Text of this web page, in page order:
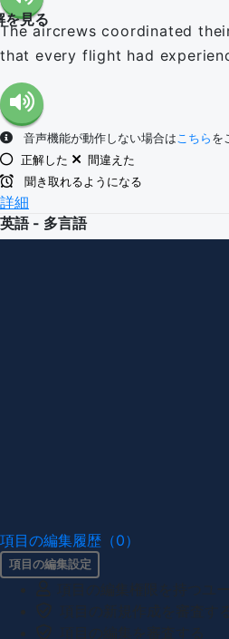
を見る
The aircrews coordinated
that every flight had
音声機能が動作しない場合は こちら を
正解した
間違えた
聞き取れるようになる
詳細
英語 - 多言語
項目の編集履歴（0）
項目の編集設定